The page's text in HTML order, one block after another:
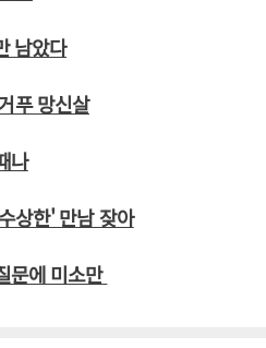
남았다
푸 망신살
나
상한' 만남 잦아
문에 미소만